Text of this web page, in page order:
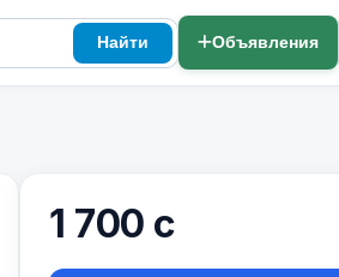
Найти Объявления
1 700 с